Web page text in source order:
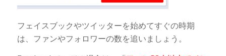
フェイスブックやツイッターを始めてすぐの時期
は、ファンやフォロワーの数を追いましょう。